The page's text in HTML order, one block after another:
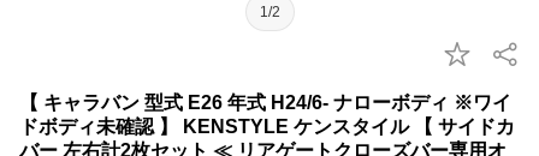
1/2
【 キャラバン 型式 E26 年式 H24/6- ナローボディ ※ワイ
ドボディ未確認 】 KENSTYLE ケンスタイル 【 サイドカ
バー 左右計2枚セット ≪ リアゲートクローズバー専用オ